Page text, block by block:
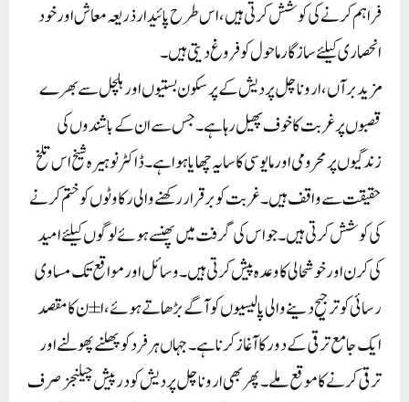
فراہم کرنے کی کوشش کرتی ہیں، اس طرح پائیدار ذریعہ معاش اور خود
انحصاری کیلئے سازگار ماحول کو فروغ دیتی ہیں۔
مزید برآں، اروناچل پردیش کے پر سکون بستیوں اور ہلچل سے بھرے
قصبوں پر غربت کا خوف پھیل رہا ہے۔ جس سے ان کے باشندوں کی
زندگیوں پر محرومی اور مایوسی کا سایہ چھایا ہوا ہے۔ ڈاکٹر نوہیرہ شیخ اس تلخ
حقیقت سے واقف ہیں۔ غربت کو برقرار رکھنے والی رکاوٹوں کو ختم کرنے
کی کوشش کرتی ہیں۔ جو اس کی گرفت میں پھنسے ہوئے لوگوں کیلئے امید
کی کرن اور خوشحالی کا وعدہ پیش کرتی ہیں۔ وسائل اور مواقع تک مساوی
رسائی کو ترجیح دینے والی پالیسیوں کو آگے بڑھاتے ہوئے، ا ±ن کا مقصد
ایک جامع ترقی کے دور کا آغاز کرنا ہے۔ جہاں ہر فرد کو پھلنے پھولنے اور
ترقی کرنے کا موقع ملے۔ پھر بھی اروناچل پردیش کو درپیش چیلنجز صرف